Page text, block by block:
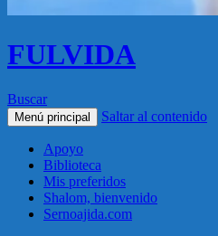
FULVIDA
Buscar
Menú principal Saltar al contenido
Apoyo
Biblioteca
Mis preferidos
Shalom, bienvenido
Sernoajida.com